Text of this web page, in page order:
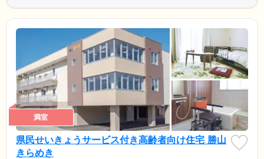
満室
県民せいきょうサービス付き高齢者向け住宅 勝山
きらめき